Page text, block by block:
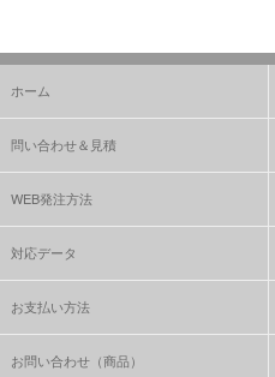
ホーム
問い合わせ＆見積
WEB発注方法
対応データ
お支払い方法
お問い合わせ（商品）